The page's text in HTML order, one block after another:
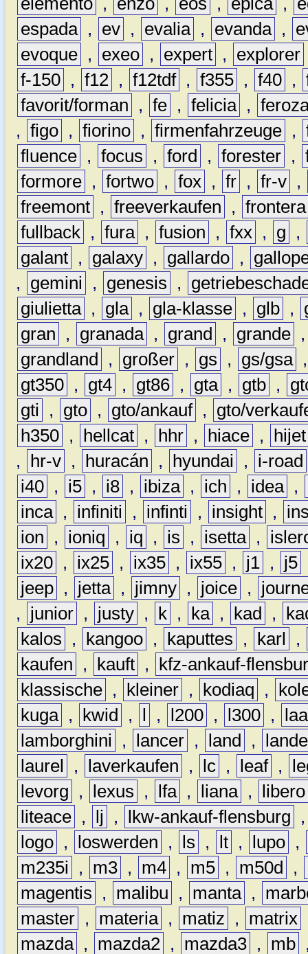
espada , ev , evalia , evanda ,
evoque , exeo , expert , explorer
f-150 , f12 , f12tdf , f355 , f40 ,
favorit/forman
, fe , felicia ,
, figo , fiorino , firmenfahrzeuge ,
fluence , focus , ford , forester ,
formore , fortwo , fox , fr , fr-v ,
freemont , freeverkaufen , frontera
fullback , fura , fusion , fxx , g
,
galant , galaxy , gallardo ,
,
gemini , genesis ,
giulietta , gla , gla-klasse , glb ,
gran
, granada , grand , grande
grandland
, großer , gs , gs/gsa
gt350 , gt4 , gt86 , gta , gtb ,
gti
, gto , gto/ankauf ,
gto/
h350 , hellcat , hhr , hiace ,
hijet
,
hr-v , huracán , hyundai ,
i-road
i40 , i5 , i8 , ibiza , ich , idea ,
inca , infiniti , infinti , insight ,
ion
, ioniq , iq , is , isetta ,
ix20 , ix25 , ix35 , ix55 , j1 , j5
jeep , jetta , jimny , joice ,
,
junior , justy , k , ka , kad ,
kalos
, kangoo , kaputtes , karl
,
kaufen
, kauft ,
kfz-ankauf-
klassische , kleiner , kodiaq ,
kuga , kwid , l , l200 , l300 ,
lamborghini
, lancer , land ,
laurel
, laverkaufen , lc , leaf ,
levorg
, lexus , lfa , liana ,
libero
liteace , lj , lkw-ankauf-flensburg
logo , loswerden , ls , lt , lupo ,
m235i
, m3 , m4 , m5 , m50d ,
magentis
, malibu , manta ,
master , materia , matiz , matrix
mazda , mazda2 , mazda3 , mb